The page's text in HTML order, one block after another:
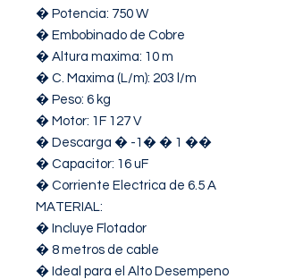
� Potencia: 750 W
� Embobinado de Cobre
� Altura maxima: 10 m
� C. Maxima (L/m): 203 l/m
� Peso: 6 kg
� Motor: 1F 127 V
� Descarga � -1� � 1 ��
� Capacitor: 16 uF
� Corriente Electrica de 6.5 A
MATERIAL:
� Incluye Flotador
� 8 metros de cable
� Ideal para el Alto Desempeno